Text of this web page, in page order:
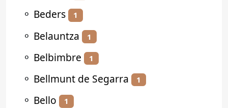
⚬ Beders 1
⚬ Belauntza 1
⚬ Belbimbre 1
⚬ Bellmunt de Segarra 1
⚬ Bello 1